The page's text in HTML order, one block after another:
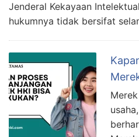
Jenderal Kekayaan
hukumnya tidak bersifat